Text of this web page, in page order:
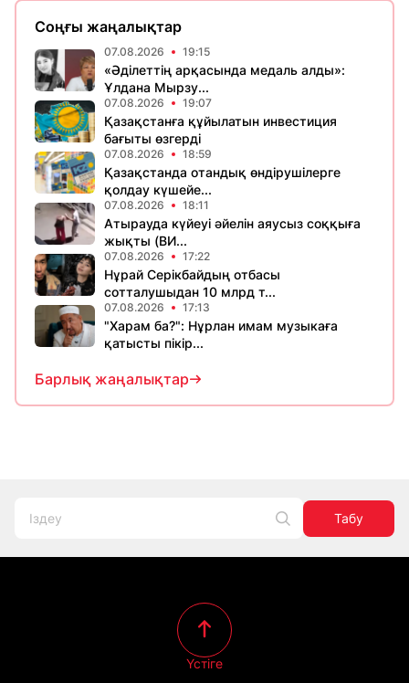
Соңғы жаңалықтар
07.08.2026 19:15
«Әділеттің арқасында медаль алды»:
Ұлдана Мырзу...
07.08.2026 19:07
Қазақстанға құйылатын инвестиция
бағыты өзгерді
07.08.2026 18:59
Қазақстанда отандық өндірушілерге
қолдау күшейе...
07.08.2026 18:11
Атырауда күйеуі әйелін аяусыз соққыға
жықты (ВИ...
07.08.2026 17:22
Нұрай Серікбайдың отбасы
сотталушыдан 10 млрд т...
07.08.2026 17:13
"Харам ба?": Нұрлан имам музыкаға
қатысты пікір...
Барлық жаңалықтар
Табу
Үстіге